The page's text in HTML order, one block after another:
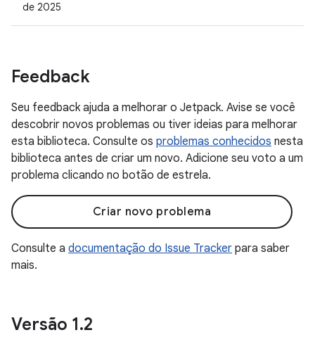
de 2025
Feedback
Seu feedback ajuda a melhorar o Jetpack. Avise se você
descobrir novos problemas ou tiver ideias para melhorar
esta biblioteca. Consulte os problemas conhecidos nesta
biblioteca antes de criar um novo. Adicione seu voto a um
problema clicando no botão de estrela.
Criar novo problema
Consulte a documentação do Issue Tracker para saber
mais.
Versão 1.2